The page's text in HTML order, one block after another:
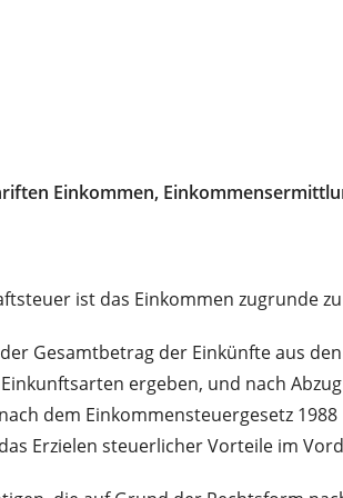
Einkommen,
ist das Einkommen zugrunde
Gesamtbetrag der Einkünfte aus
ergeben, und nach
dem Einkommensteuergesetz
Erzielen steuerlicher Vorteile im